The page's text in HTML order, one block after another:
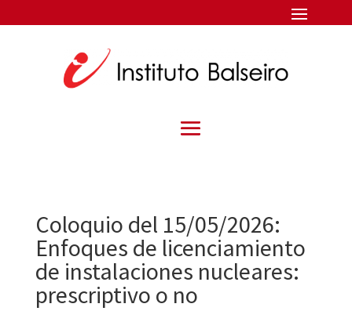
Coloquio del 15/05/2026:
Enfoques de licenciamiento
de instalaciones nucleares:
prescriptivo o no